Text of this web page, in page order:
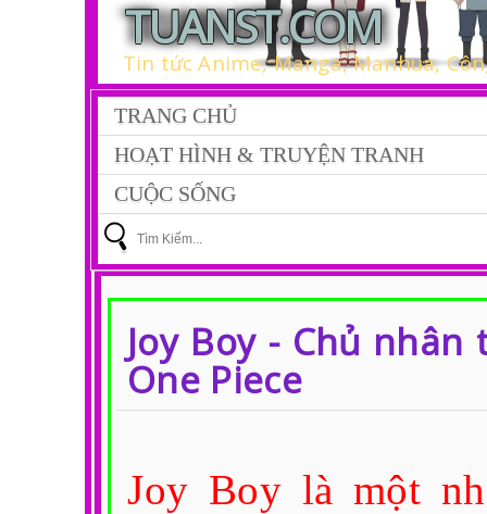
TUANST.COM
Tin tức Anime, Manga, Manhua,
TRANG CHỦ
HOẠT HÌNH & TRUYỆN TRANH
CUỘC SỐNG
Joy Boy - Chủ
One Piece
Joy Boy là một